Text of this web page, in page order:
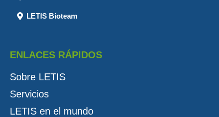
LETIS Bioteam
ENLACES RÁPIDOS
Sobre LETIS
Servicios
LETIS en el mundo